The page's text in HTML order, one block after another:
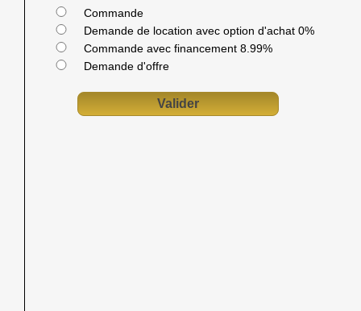
Commande
Demande de location avec option d'achat 0%
Commande avec financement 8.99%
Demande d'offre